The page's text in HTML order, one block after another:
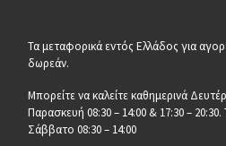
Τα μεταφορικά εντός Ελλάδος για
δωρεάν.
Μπορείτε να καλείτε καθημερινά
Παρασκευή 08:30 – 14:00 & 17:30 –
Σάββατο 08:30 – 14:00